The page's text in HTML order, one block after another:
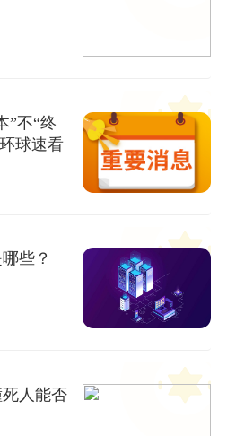
”不“终
球速看
些？
人能否